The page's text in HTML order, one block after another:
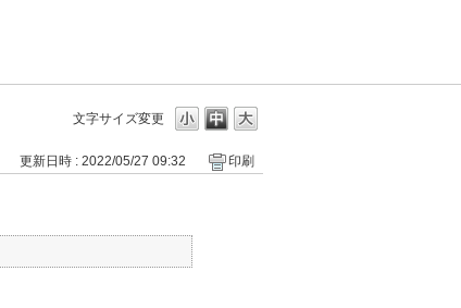
文字サイズ変更
更新日時 : 2022/05/27 09:32 印刷